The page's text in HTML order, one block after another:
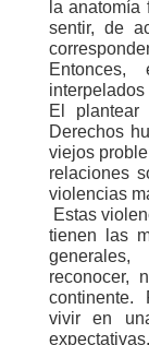
la anatomía
sentir, de
El
Derechos
viejos
relaciones
violencias
Estas
tienen las
reconocer,
continente.
vivir en